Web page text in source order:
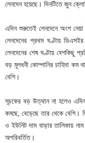
লেনদেন হয়েছে। দিনটিতে জুন
এদিন শুরুতেই লেনদেনে অংশ নেয়া
লেনদেনের প্রথম ঘণ্টায়
লেনদেনের শেষ ঘণ্টায় বেশকিছু
বড় মূলধনী কোম্পানির চাহিদা কম
বেশি।
সূচকের বড় উত্থান না হলেও এদিন
কমছে, বেড়েছে তার থেকে বেশি।
ও ইউনিট দাম বাড়ার তালিকায়
অপরিবর্তিত।